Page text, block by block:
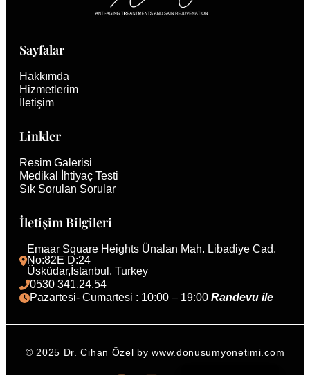
Sayfalar
Hakkımda
Hizmetlerim
İletişim
Linkler
Resim Galerisi
Medikal İhtiyaç Testi
Sık Sorulan Sorular
İletişim Bilgileri
Emaar Square Heights Ünalan Mah. Libadiye Cad.
No:82E D:24
Üsküdar,İstanbul, Turkey
0530 341.24.54
Pazartesi- Cumartesi : 10:00 – 19:00 Randevu ile
© 2025 Dr. Cihan Özel by www.donusumyonetimi.com
English (UK)